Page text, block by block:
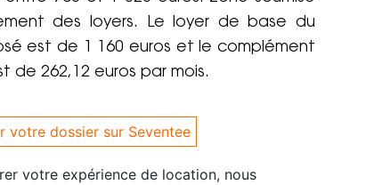
des loyers. Le loyer de base du
est de 1 160 euros et le complément
de 262,12 euros par mois.
votre dossier sur Seventee
votre expérience de location, nous